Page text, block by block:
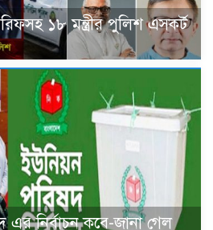
১৮ মন্ত্রীর পুলিশ এসকর্ট
নির্বাচন কবে-জানা গেল